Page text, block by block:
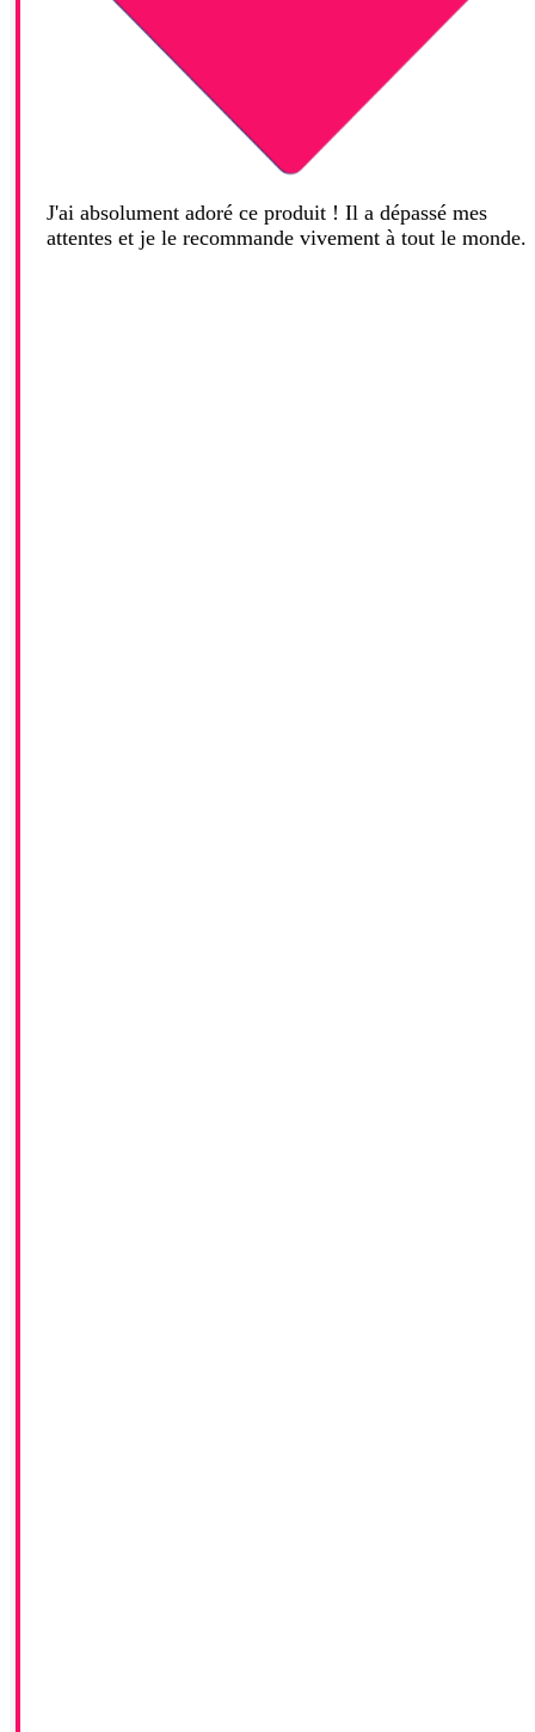
J'ai absolument adoré ce produit ! Il a dépassé mes
attentes et je le recommande vivement à tout le monde.